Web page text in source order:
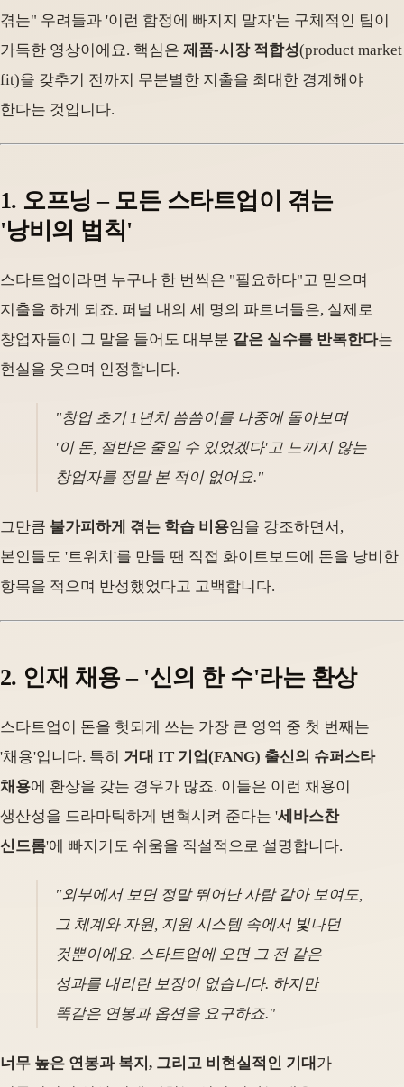
겪는" 우려들과 '이런 함정에 빠지지 말자'는 구체적인 팁이
가득한 영상이에요. 핵심은 제품-시장 적합성(product market
fit)을 갖추기 전까지 무분별한 지출을 최대한 경계해야
한다는 것입니다.
1. 오프닝 – 모든 스타트업이 겪는
'낭비의 법칙'
스타트업이라면 누구나 한 번씩은 "필요하다"고 믿으며
지출을 하게 되죠. 퍼널 내의 세 명의 파트너들은, 실제로
창업자들이 그 말을 들어도 대부분 같은 실수를 반복한다는
현실을 웃으며 인정합니다.
"창업 초기 1년치 씀씀이를 나중에 돌아보며
'이 돈, 절반은 줄일 수 있었겠다'고 느끼지 않는
창업자를 정말 본 적이 없어요."
그만큼 불가피하게 겪는 학습 비용임을 강조하면서,
본인들도 '트위치'를 만들 땐 직접 화이트보드에 돈을 낭비한
항목을 적으며 반성했었다고 고백합니다.
2. 인재 채용 – '신의 한 수'라는 환상
스타트업이 돈을 헛되게 쓰는 가장 큰 영역 중 첫 번째는
'채용'입니다. 특히 거대 IT 기업(FANG) 출신의 슈퍼스타
채용에 환상을 갖는 경우가 많죠. 이들은 이런 채용이
생산성을 드라마틱하게 변혁시켜 준다는 '세바스찬
신드롬'에 빠지기도 쉬움을 직설적으로 설명합니다.
"외부에서 보면 정말 뛰어난 사람 같아 보여도,
그 체계와 자원, 지원 시스템 속에서 빛나던
것뿐이에요. 스타트업에 오면 그 전 같은
성과를 내리란 보장이 없습니다. 하지만
똑같은 연봉과 옵션을 요구하죠."
너무 높은 연봉과 복지, 그리고 비현실적인 기대 가